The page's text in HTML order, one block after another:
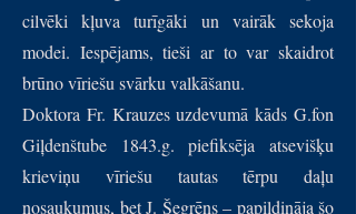
cilvēki kļuva turīgāki un vairāk sekoja
modei. Iespējams, tieši ar to var skaidrot
brūno vīriešu svārku valkāšanu.
Doktora Fr. Krauzes uzdevumā kāds G.fon
Giļdenštube 1843.g. piefiksēja atsevišķu
krieviņu vīriešu tautas tērpu daļu
nosaukumus, bet J. Šegrēns – papildināja šo